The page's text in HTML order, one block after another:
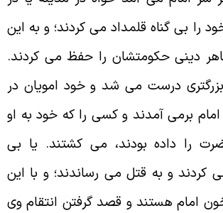
را بى گناه قلمداد مى كردند؛ و به اين
دينى حكومتشان را حفظ مى كردند.
درست مى شد و خود امويان در
برمى آمدند و كسى را كه خود به او
را داده بودند، مى كشتند. يا بى
و به قتل مى رساندند؛ و با اين
امام هستند و قصد گرفتن انتقام وى